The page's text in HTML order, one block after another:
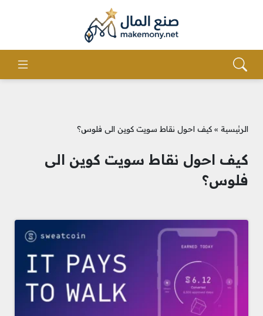
الرئيسية » كيف احول نقاط سويت كوين الى فلوس؟
كيف احول نقاط سويت كوين الى
فلوس؟